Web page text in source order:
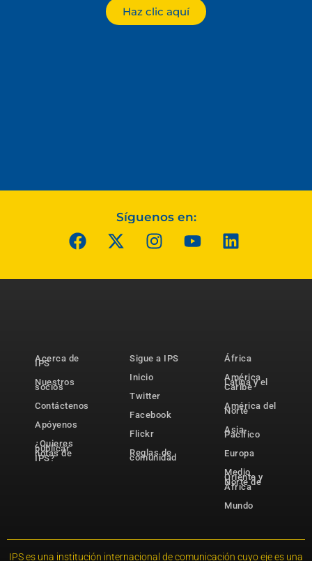
Haz clic aquí
Síguenos en:
Acerca de
IPS
Nuestros
socios
Contáctenos
Apóyenos
¿Quieres
publicar
notas de
IPS?
Sigue a IPS
Inicio
Twitter
Facebook
Flickr
Reglas de
comunidad
África
América
Latina y el
Caribe
América del
Norte
Asia-
Pacífico
Europa
Medio
Oriente y
Norte de
África
Mundo
IPS es una institución internacional de comunicación cuyo eje es una